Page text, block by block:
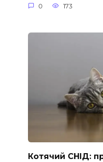
0 173
Котячий СНІД: